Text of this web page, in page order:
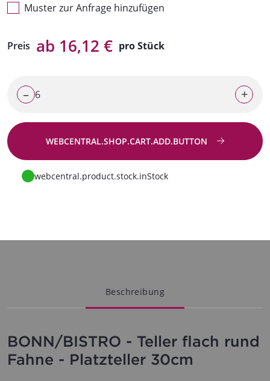
Muster zur Anfrage hinzufügen
Preis ab 16,12 € pro Stück
– +
WEBCENTRAL.SHOP.CART.ADD.BUTTON
Zur Anfrage
webcentral.product.stock.inStock
Beschreibung
BONN/BISTRO - Teller flach rund
Fahne - Platzteller 30cm